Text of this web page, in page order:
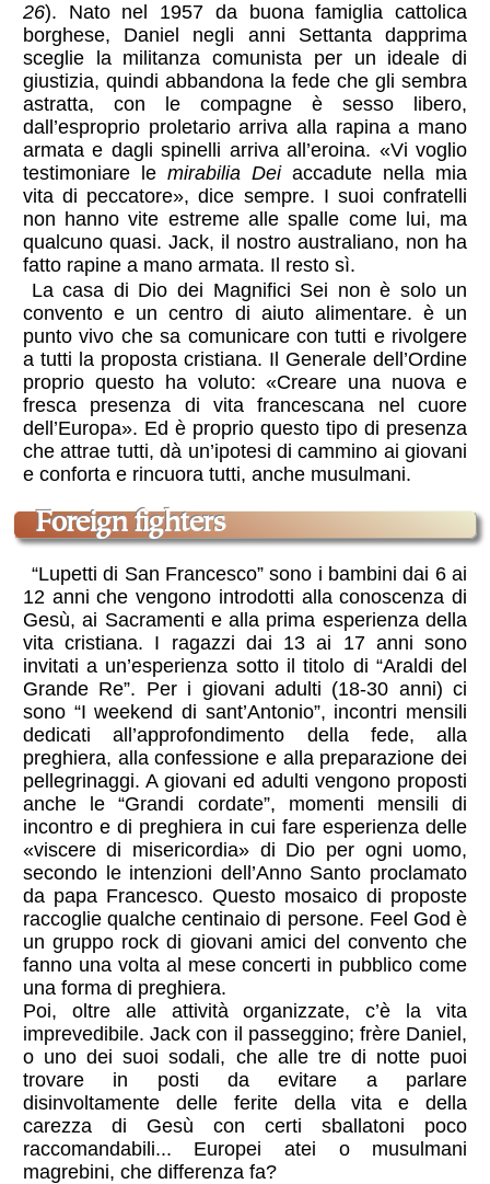
26). Nato nel 1957 da buona famiglia cattolica
borghese, Daniel negli anni Settanta dapprima
sceglie la militanza comunista per un ideale di
giustizia, quindi abbandona la fede che gli sembra
astratta, con le compagne è sesso libero,
dall’esproprio proletario arriva alla rapina a mano
armata e dagli spinelli arriva all’eroina. «Vi voglio
testimoniare le mirabilia Deiaccadute nella mia
vita di peccatore», dice sempre. I suoi confratelli
non hanno vite estreme alle spalle come lui, ma
qualcuno quasi. Jack, il nostro australiano, non ha
fatto rapine a mano armata. Il resto sì.
La casa di Dio dei Magnifici Sei non è solo un
convento e un centro di aiuto alimentare. è un
punto vivo che sa comunicare con tutti e rivolgere
a tutti la proposta cristiana. Il Generale dell’Ordine
proprio questo ha voluto: «Creare una nuova e
fresca presenza di vita francescana nel cuore
dell’Europa». Ed è proprio questo tipo di presenza
che attrae tutti, dà un’ipotesi di cammino ai giovani
e conforta e rincuora tutti, anche musulmani.
Foreign fighters
“Lupetti di San Francesco” sono i bambini dai 6 ai
12 anni che vengono introdotti alla conoscenza di
Gesù, ai Sacramenti e alla prima esperienza della
vita cristiana. I ragazzi dai 13 ai 17 anni sono
invitati a un’esperienza sotto il titolo di “Araldi del
Grande Re”. Per i giovani adulti (18-30 anni) ci
sono “I weekend di sant’Antonio”, incontri mensili
dedicati all’approfondimento della fede, alla
preghiera, alla confessione e alla preparazione dei
pellegrinaggi. A giovani ed adulti vengono proposti
anche le “Grandi cordate”, momenti mensili di
incontro e di preghiera in cui fare esperienza delle
«viscere di misericordia» di Dio per ogni uomo,
secondo le intenzioni dell’Anno Santo proclamato
da papa Francesco. Questo mosaico di proposte
raccoglie qualche centinaio di persone. Feel God è
un gruppo rock di giovani amici del convento che
fanno una volta al mese concerti in pubblico come
una forma di preghiera.
Poi, oltre alle attività organizzate, c’è la vita
imprevedibile. Jack con il passeggino; frère Daniel,
o uno dei suoi sodali, che alle tre di notte puoi
trovare in posti da evitare a parlare
disinvoltamente delle ferite della vita e della
carezza di Gesù con certi sballatoni poco
raccomandabili... Europei atei o musulmani
magrebini, che differenza fa?